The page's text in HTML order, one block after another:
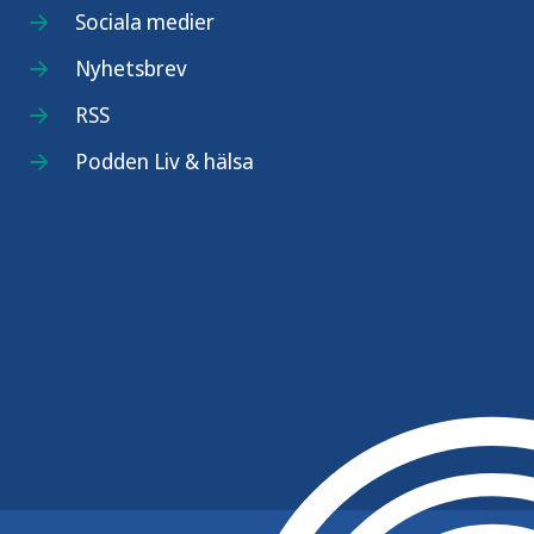
Sociala medier
Nyhetsbrev
RSS
Podden Liv & hälsa